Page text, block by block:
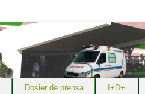
Dosier de prensa I+D+i